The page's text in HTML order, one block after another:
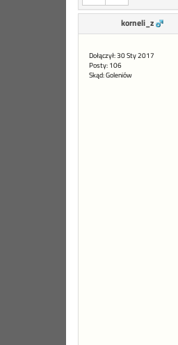
korneli_z
Dołączył: 30 Sty 2017
Posty: 106
Skąd: Goleniów